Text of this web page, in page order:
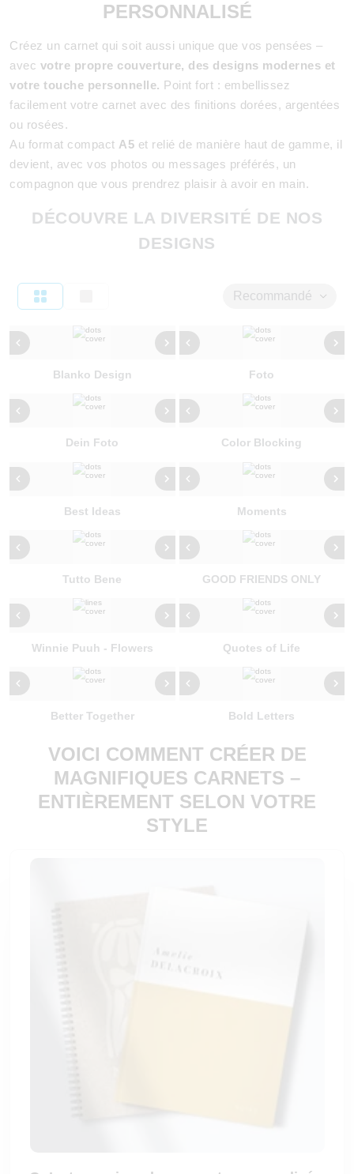
PERSONNALISÉ
Créez un carnet qui soit aussi unique que vos pensées –
avec votre propre couverture, des designs modernes et
votre touche personnelle. Point fort : embellissez
facilement votre carnet avec des finitions dorées, argentées
ou rosées.
Au format compact A5 et relié de manière haut de gamme, il
devient, avec vos photos ou messages préférés, un
compagnon que vous prendrez plaisir à avoir en main.
DÉCOUVRE LA DIVERSITÉ DE NOS
DESIGNS
Recommandé
Blanko Design Foto
Dein Foto Color Blocking
Best Ideas Moments
Tutto Bene GOOD FRIENDS ONLY
Winnie Puuh - Flowers Quotes of Life
Better Together Bold Letters
VOICI COMMENT CRÉER DE
MAGNIFIQUES CARNETS –
ENTIÈREMENT SELON VOTRE
STYLE